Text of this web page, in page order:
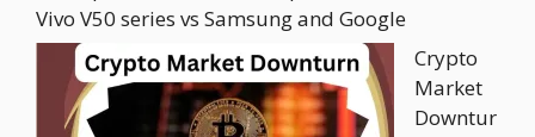
Vivo V50 series vs Samsung and Google
Crypto
Market
Downtur